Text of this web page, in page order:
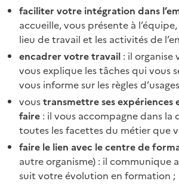
faciliter votre intégration dans
accueille, vous présente à
lieu de travail et les activités de
encadrer votre travail : il
vous explique les tâches qui vous
vous informe sur les règles
voustransmettre ses expériences
faire : il vous accompagne dans la
toutes les facettes du métier que
faire le lien avec le centre de
autre organisme) : il communique
suit votre évolution en formation ;